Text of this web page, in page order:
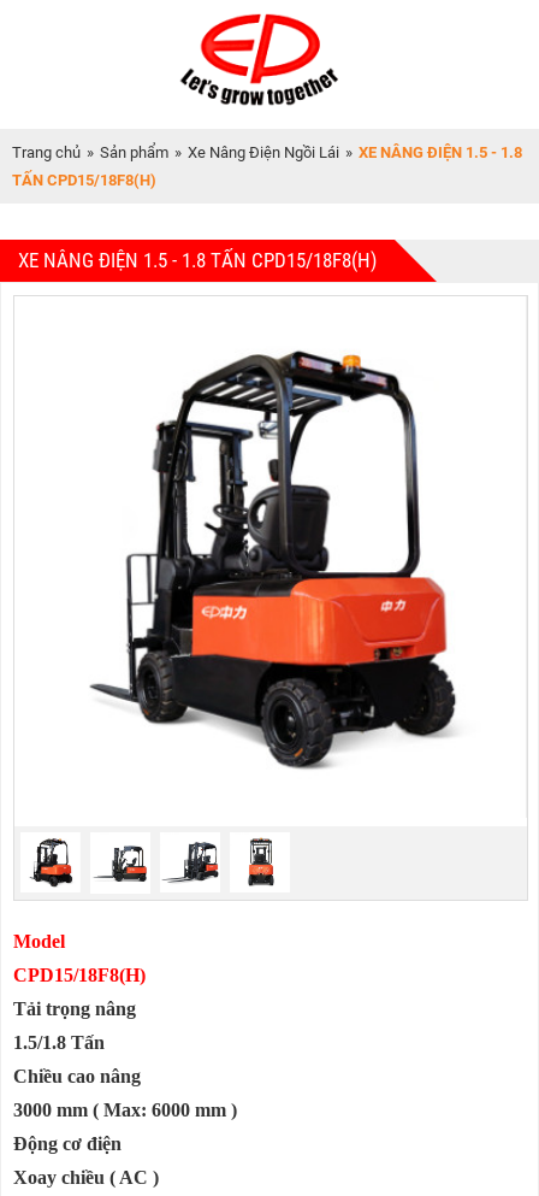
Trang chủ » Sản phẩm » Xe Nâng Điện Ngồi Lái » XE NÂNG ĐIỆN 1.5 - 1.8
TẤN CPD15/18F8(H)
XE NÂNG ĐIỆN 1.5 - 1.8 TẤN CPD15/18F8(H)
Model
CPD15/18F8(H)
Tải trọng nâng
1.5/1.8 Tấn
Chiều cao nâng
3000 mm ( Max: 6000 mm )
Động cơ điện
Xoay chiều ( AC )